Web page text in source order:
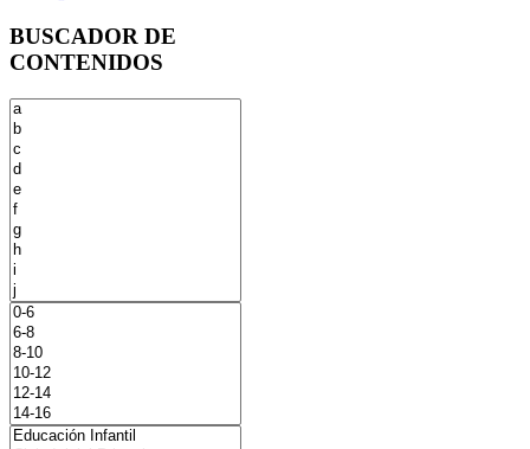
BUSCADOR DE
CONTENIDOS